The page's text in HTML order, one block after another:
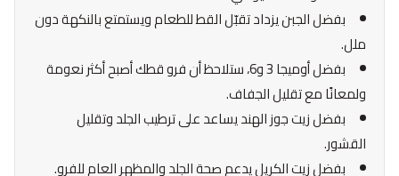
بفضل الجبن يزداد تقبّل القط للطعام ويستمتع بالنكهة دون
ملل.
بفضل أوميجا 3 و6، ستلاحظ أن فرو قطك أصبح أكثر نعومة
ولمعانًا مع تقليل الجفاف.
بفضل زيت جوز الهند يساعد على ترطيب الجلد وتقليل
القشور.
بفضل زيت الكريل يدعم صحة الجلد والمظهر العام للفرو.